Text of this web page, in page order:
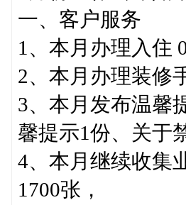
一、客户服务
1、本月办理入住
2、本月办理装修
3、本月发布温馨
馨提示1份、关于
4、本月继续收集
1700张，